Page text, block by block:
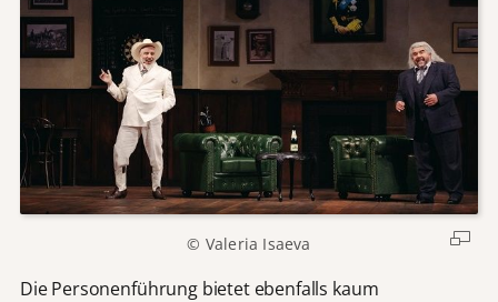
© Valeria Isaeva
Die Personenführung bietet ebenfalls kaum